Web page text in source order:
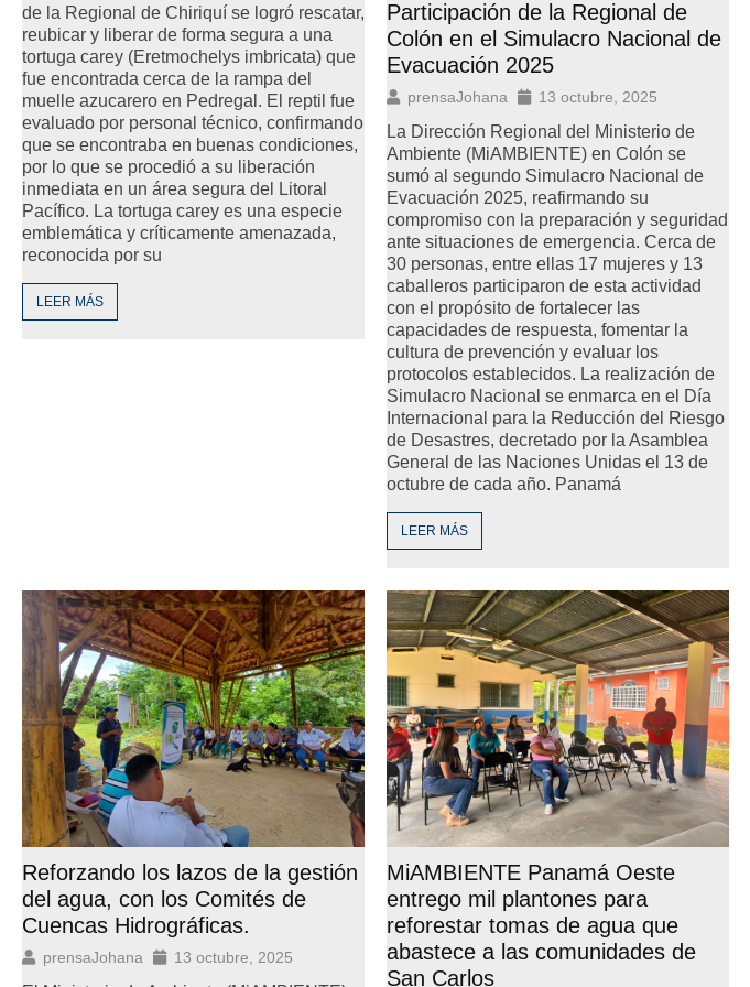
de la Regional de Chiriquí se logró rescatar,
reubicar y liberar de forma segura a una
tortuga carey (Eretmochelys imbricata) que
fue encontrada cerca de la rampa del
muelle azucarero en Pedregal. El reptil fue
evaluado por personal técnico, confirmando
que se encontraba en buenas condiciones,
por lo que se procedió a su liberación
inmediata en un área segura del Litoral
Pacífico. La tortuga carey es una especie
emblemática y críticamente amenazada,
reconocida por su
LEER MÁS
Participación de la Regional de
Colón en el Simulacro Nacional de
Evacuación 2025
prensaJohana 13 octubre, 2025
La Dirección Regional del Ministerio de
Ambiente (MiAMBIENTE) en Colón se
sumó al segundo Simulacro Nacional de
Evacuación 2025, reafirmando su
compromiso con la preparación y seguridad
ante situaciones de emergencia. Cerca de
30 personas, entre ellas 17 mujeres y 13
caballeros participaron de esta actividad
con el propósito de fortalecer las
capacidades de respuesta, fomentar la
cultura de prevención y evaluar los
protocolos establecidos. La realización de
Simulacro Nacional se enmarca en el Día
Internacional para la Reducción del Riesgo
de Desastres, decretado por la Asamblea
General de las Naciones Unidas el 13 de
octubre de cada año. Panamá
LEER MÁS
Reforzando los lazos de la gestión
del agua, con los Comités de
Cuencas Hidrográficas.
prensaJohana 13 octubre, 2025
MiAMBIENTE Panamá Oeste
entrego mil plantones para
reforestar tomas de agua que
abastece a las comunidades de
San Carlos